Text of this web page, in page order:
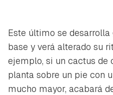
Este último se
base y verá alterado su
ejemplo, si un cactus de
planta sobre un pie con
mucho mayor, acabará